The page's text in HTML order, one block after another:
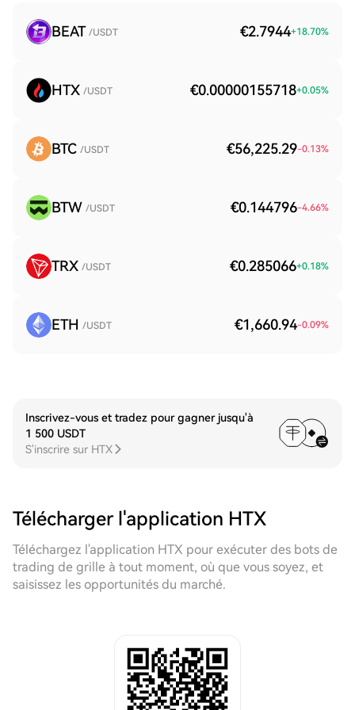
BEAT /USDT €2.7944+18.70%
HTX /USDT €0.00000155718+0.05%
BTC /USDT €56,225.29-0.13%
BTW /USDT €0.144796-4.66%
TRX /USDT €0.285066+0.18%
ETH /USDT €1,660.94-0.09%
Inscrivez-vous et tradez pour gagner jusqu'à
1 500 USDT
S'inscrire sur HTX
Télécharger l'application HTX
Téléchargez l'application HTX pour exécuter des bots de
trading de grille à tout moment, où que vous soyez, et
saisissez les opportunités du marché.